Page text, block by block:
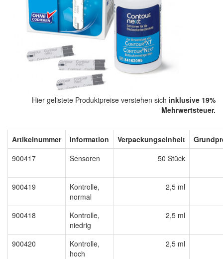
Hier gelistete Produktpreise verstehen sich inklusive 19%
Mehrwertsteuer.
Artikelnummer Information Verpackungseinheit
900417
Sensoren 50 Stück
900419
Kontrolle,
normal
2,5 ml
900418
Kontrolle,
niedrig
2,5 ml
900420
Kontrolle,
hoch
2,5 ml